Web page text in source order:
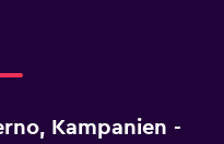
Kampanien -